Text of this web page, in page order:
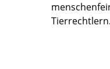
Tierrechtlern.